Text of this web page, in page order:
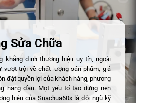
Sửa Chữa
khẳng định thương hiệu uy tín, ngoài
vượt trội về chất lượng sản phẩm, giá
đặt quyền lợi của khách hàng, phương
hàng đầu. Một yếu tố tạo dựng nên
hiệu của Suachua60s là đội ngũ kỹ